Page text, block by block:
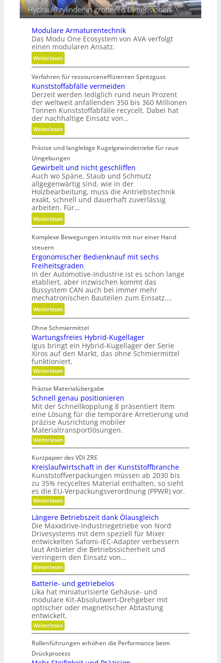
Hydraulikzylinder in größeren Dimensionen
Modulare Armaturentechnik
Das Modu One Ecosystem von AVA verfolgt
einen modularen Ansatz.
Weiterlesen:
M
o
d
u
l
a
r
e
r
m
a
t
u
r
e
t
e
h
n
i
k
Verfahren für ressourceneffizienten Spritzguss
Kunststoffabfälle vermeiden
Derzeit werden lediglich rund neun Prozent
der weltweit anfallenden 350 bis 360 Millionen
Tonnen Kunststoffabfälle recycelt. Dabei hat
der nachhaltige Einsatz von…
Weiterlesen:
K
u
n
s
t
s
t
o
f
f
b
ä
l
l
e
v
r
m
e
i
d
e
n
Präzise und langlebige Kugelgewindetriebe für raue
Umgebungen
Gewirbelt und nicht geschliffen
Auch wo Späne, Staub und Schmutz
allgegenwärtig sind, wie in der
Holzbearbeitung, muss die Antriebstechnik
exakt, schnell und dauerhaft zuverlässig
arbeiten. Für…
Weiterlesen:
G
e
i
r
b
e
l
t
u
n
d
n
i
c
h
t
g
e
s
c
h
l
i
e
n
Komplexe Bewegungen intuitiv mit nur einer Hand
steuern
Ergonomischer Bedienknauf mit sechs
Freiheitsgraden
In der Automotive-Industrie ist es schon lange
etabliert, aber inzwischen kommt das
Bussystem CAN auch bei immer mehr
mechatronischen Bauteilen zum Einsatz.…
Weiterlesen:
E
r
g
o
n
o
m
s
c
h
e
r
B
e
d
i
e
n
k
n
a
u
f
m
i
t
s
e
c
h
s
F
r
i
h
Ohne Schmiermittel
Wartungsfreies Hybrid-Kugellager
Igus bringt ein Hybrid-Kugellager der Serie
Xiros auf den Markt, das ohne Schmiermittel
funktioniert.
Weiterlesen:
W
r
t
u
n
g
s
f
r
e
e
s
H
y
b
r
i
d
-
K
u
g
e
l
l
a
g
e
r
Präzise Materialübergabe
Schnell genau positionieren
Mit der Schnellkopplung 8 präsentiert Item
eine Lösung für die temporäre Arretierung und
präzise Ausrichtung mobiler
Materialtransportlösungen.
Weiterlesen:
S
h
n
e
l
l
g
e
n
a
u
p
o
s
i
t
i
o
n
i
e
r
n
Kurzpapier des VDI ZRE
Kreislaufwirtschaft in der Kunststoffbranche
Kunststoffverpackungen müssen ab 2030 bis
zu 35% recyceltes Material enthalten, so sieht
es die EU-Verpackungsverordnung (PPWR) vor.
Weiterlesen:
K
r
e
i
s
l
a
u
f
w
i
r
t
s
c
h
a
f
t
n
d
e
Längere Betriebszeit dank Ölausgleich
Die Maxxdrive-Industriegetriebe von Nord
Drivesystems mit dem speziell für Mixer
entwickelten Safomi-IEC-Adapter verbessern
laut Anbieter die Betriebssicherheit und
verringern den Einsatz von…
Weiterlesen:
L
n
g
e
r
e
B
e
t
r
e
Batterie- und getriebelos
Lika hat miniaturisierte Gehäuse- und
modulare Kit-Absolutwert-Drehgeber mit
optischer oder magnetischer Abtastung
entwickelt.
Weiterlesen:
B
t
t
e
Rollenführungen erhöhen die Performance beim
Drückprozess